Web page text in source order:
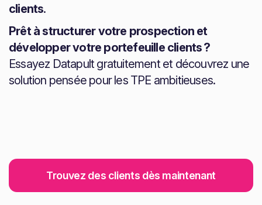
clients.
Prêt à structurer votre prospection et
développer votre portefeuille clients ?
Essayez Datapult gratuitement et découvrez une
solution pensée pour les TPE ambitieuses.
Trouvez des clients dès maintenant